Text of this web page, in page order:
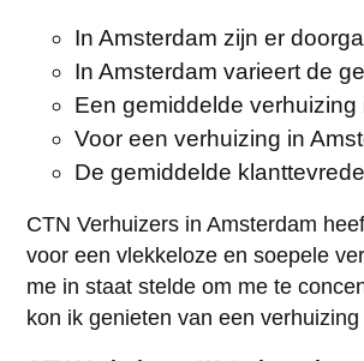
In Amsterdam zijn er
In Amsterdam varieert de
Een gemiddelde
Voor een verhuizing in
De gemiddelde
CTN Verhuizers in Amsterdam
voor een vlekkeloze en soepele
me in staat stelde om me te
kon ik genieten van een